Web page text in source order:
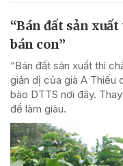
“Bán đất sản
bán con”
“Bán đất sản xuất thì
giản dị của già A Thiếu
bào DTTS nơi đây.
để làm giàu.